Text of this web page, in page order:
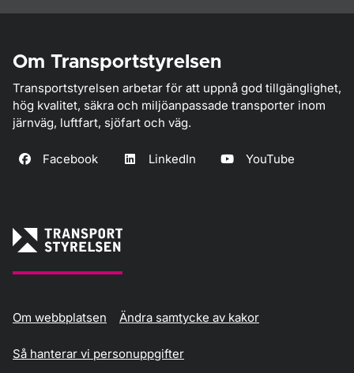
Om Transportstyrelsen
Transportstyrelsen arbetar för att uppnå god tillgänglighet,
hög kvalitet, säkra och miljöanpassade transporter inom
järnväg, luftfart, sjöfart och väg.
Facebook LinkedIn YouTube
Om webbplatsen Ändra samtycke av kakor
Så hanterar vi personuppgifter